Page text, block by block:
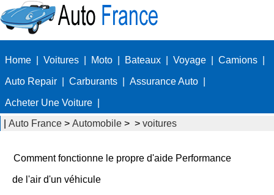
Home Voitures Moto Bateaux Voyage Camions
Auto Repair Carburants Assurance Auto
Acheter Une Voiture
Auto France > Automobile > > voitures
Comment fonctionne le propre d'aide Performance
de l'air d'un véhicule